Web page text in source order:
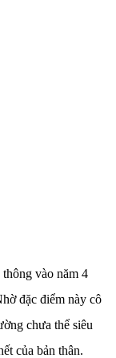
vào năm 4
đặc điểm này cô
chưa thể siêu
của bản thân.